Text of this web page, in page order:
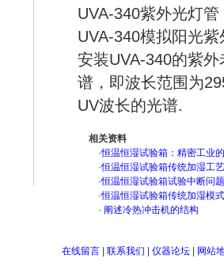
UVA-340紫外光灯管
UVA-340模拟阳光
安装UVA-340的紫
谱，即波长范围为
UV波长的光谱.
相关资料
·恒温恒湿试验箱：精密工业
·恒温恒湿试验箱传统加湿工
·恒温恒湿试验箱试验中断问
·恒温恒湿试验箱传统加湿模
· 阐述冷热冲击机的结构
在线留言| 联系我们 仪器论坛| 网站